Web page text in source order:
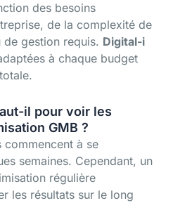
des besoins
de la complexité de
gestion requis. Digital-i
à chaque budget
il pour voir les
GMB ?
commencent à se
semaines. Cependant, un
régulière
les résultats sur le long